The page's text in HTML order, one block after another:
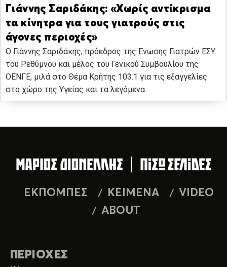
Γιάννης Σαριδάκης: «Χωρίς αντίκρισμα
τα κίνητρα για τους γιατρούς στις
άγονες περιοχές»
Ο Γιάννης Σαριδάκης, πρόεδρος της Ένωσης Γιατρών ΕΣΥ
του Ρεθύμνου και μέλος του Γενικού Συμβουλίου της
ΟΕΝΓΕ, μιλά στο Θέμα Κρήτης 103.1 για τις εξαγγελίες
στο χώρο της Υγείας και τα λεγόμενα
ΕΚΠΟΜΠΕΣ ΚΕΙΜΕΝΑ
VIDEO
ABOUT
ΠΕΡΙΟΧΕΣ